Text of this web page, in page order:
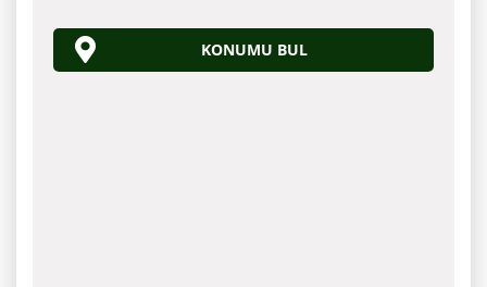
KONUMU BUL